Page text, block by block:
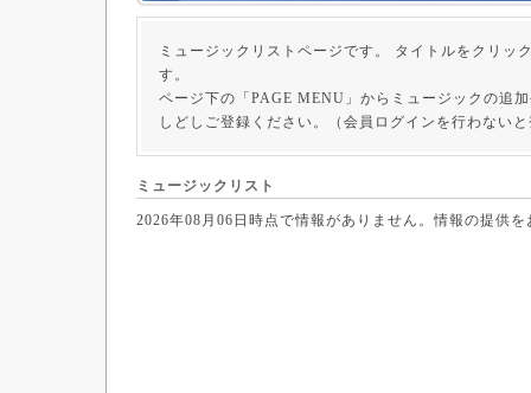
ミュージックリストページです。 タイトルをクリッ
す。
ページ下の「PAGE MENU」からミュージックの追
しどしご登録ください。（会員ログインを行わない
ミュージックリスト
2026年08月06日時点で情報がありません。情報の提供